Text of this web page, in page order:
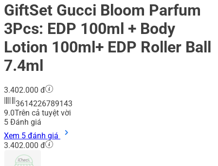
GiftSet Gucci Bloom Parfum
3Pcs: EDP 100ml + Body
Lotion 100ml+ EDP Roller Ball
7.4ml
3.402.000 đ
3614226789143
9.0Trên cả tuyệt vời
5 Đánh giá
Xem 5 đánh giá
3.402.000 đ